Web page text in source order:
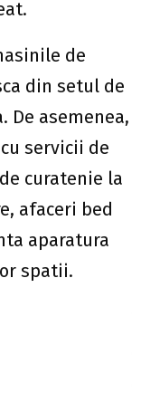
de
din setul de
De asemenea,
servicii de
curatenie la
afaceri bed
aparatura
spatii.